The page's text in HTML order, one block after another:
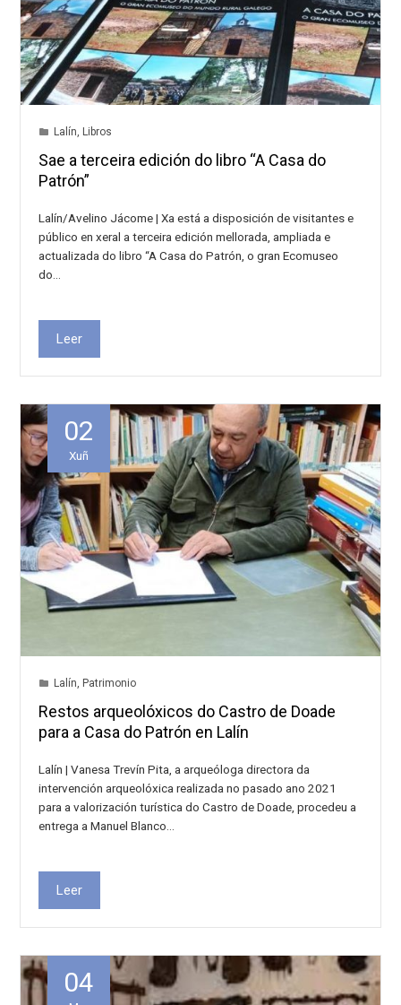
Lalín, Libros
Sae a terceira edición do libro “A Casa do
Patrón”
Lalín/Avelino Jácome | Xa está a disposición de visitantes e
público en xeral a terceira edición mellorada, ampliada e
actualizada do libro “A Casa do Patrón, o gran Ecomuseo
do…
Leer
02
Xuñ
Lalín, Patrimonio
Restos arqueolóxicos do Castro de Doade
para a Casa do Patrón en Lalín
Lalín | Vanesa Trevín Pita, a arqueóloga directora da
intervención arqueolóxica realizada no pasado ano 2021
para a valorización turística do Castro de Doade, procedeu a
entrega a Manuel Blanco…
Leer
04